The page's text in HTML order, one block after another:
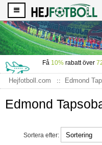
Få 10%rabatt över
Hejfotboll.com Edmond
Edmond
Sortera efter: